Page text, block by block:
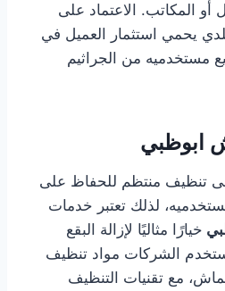
أو المكاتب. الاعتماد على
يحمي استثمار العميل في
مستخدميه من الجراثيم
ابوظبي
تنظيف منتظم للحفاظ على
لذلك تعتبر خدمات
خيارًا مثاليًا لإزالة البقع
الشركات مواد تنظيف
مع تقنيات التنظيف